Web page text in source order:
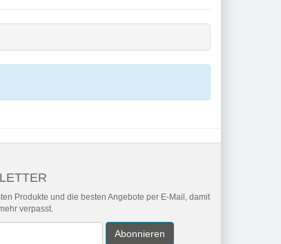
Produkte und die besten Angebote per E-Mail, damit
verpasst.
Abonnieren